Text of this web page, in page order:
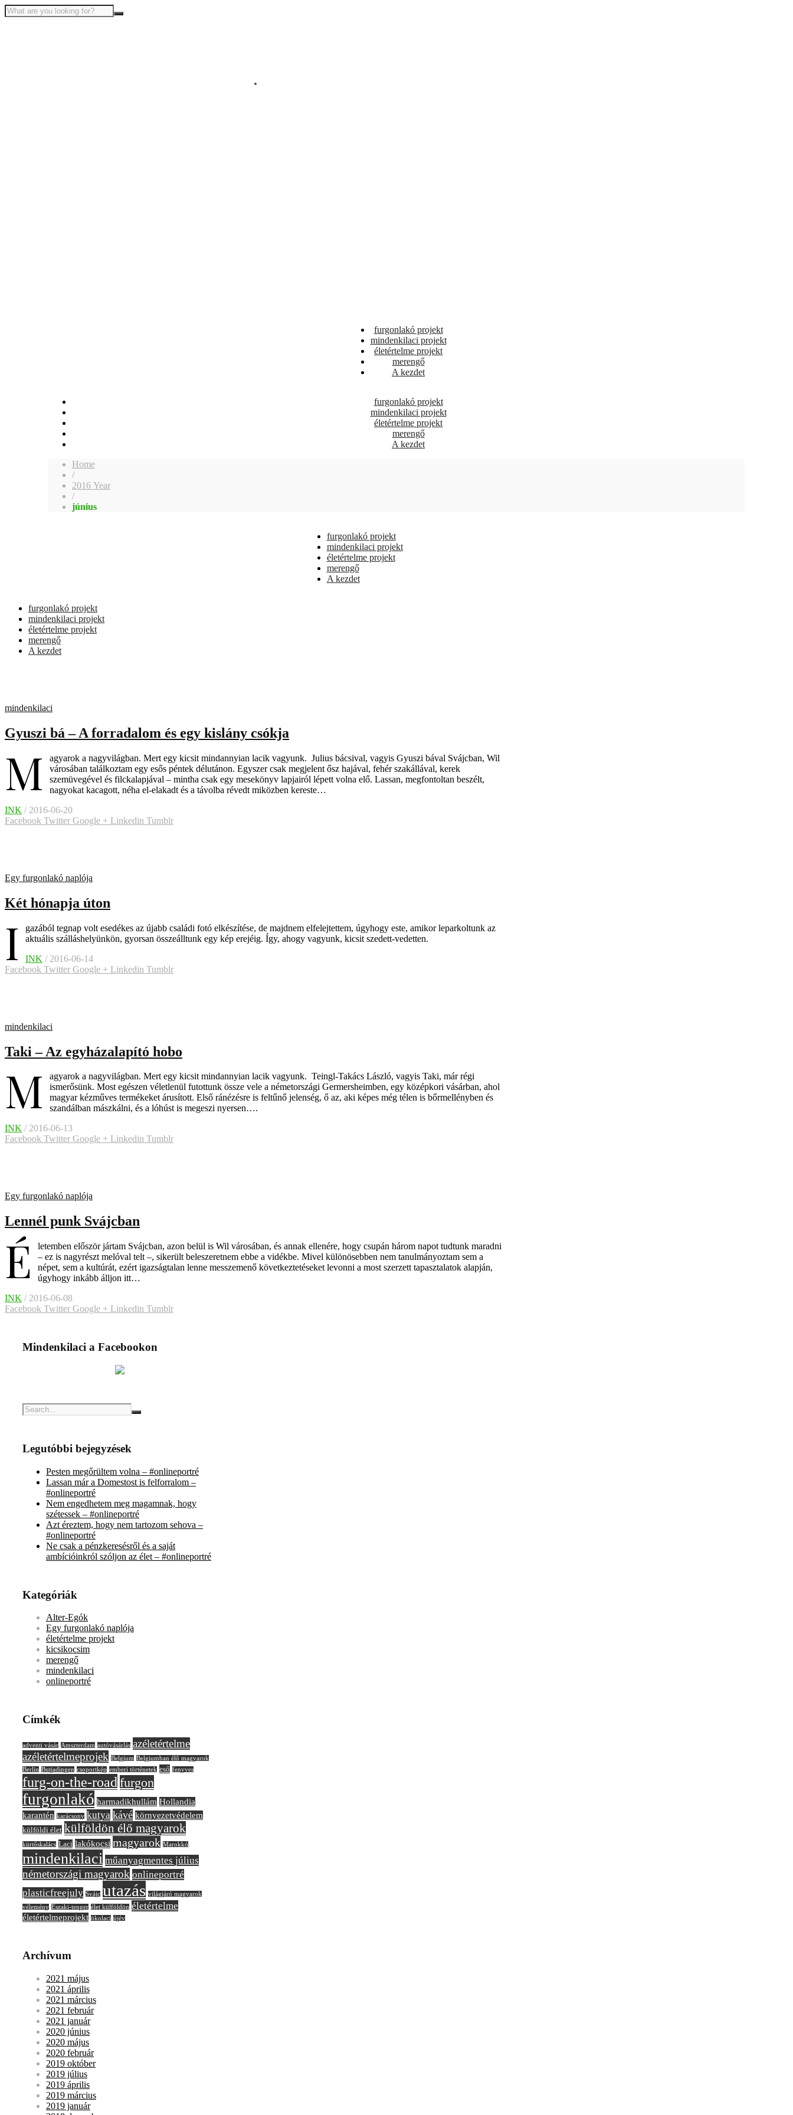
furgonlakó projekt
mindenkilaci projekt
életértelme projekt
merengő
A kezdet
furgonlakó projekt
mindenkilaci projekt
életértelme projekt
merengő
A kezdet
Home
/
2016 Year
/
június
furgonlakó projekt
mindenkilaci projekt
életértelme projekt
merengő
A kezdet
furgonlakó projekt
mindenkilaci projekt
életértelme projekt
merengő
A kezdet
mindenkilaci
Gyuszi bá – A forradalom és egy kislány csókja
M
agyarok a nagyvilágban. Mert egy kicsit mindannyian lacik vagyunk. Julius bácsival, vagyis Gyuszi bával Svájcban, Wil
városában találkoztam egy esős péntek délutánon. Egyszer csak megjelent ősz hajával, fehér szakállával, kerek
szemüvegével és filckalapjával – mintha csak egy mesekönyv lapjairól lépett volna elő. Lassan, megfontoltan beszélt,
nagyokat kacagott, néha el-elakadt és a távolba révedt miközben kereste…
INK / 2016-06-20
Facebook Twitter Google + Linkedin Tumblr
Egy furgonlakó naplója
Két hónapja úton
I
gazából tegnap volt esedékes az újabb családi fotó elkészítése, de majdnem elfelejtettem, úgyhogy este, amikor leparkoltunk az
aktuális szálláshelyünkön, gyorsan összeálltunk egy kép erejéig. Így, ahogy vagyunk, kicsit szedett-vedetten.
INK / 2016-06-14
Facebook Twitter Google + Linkedin Tumblr
mindenkilaci
Taki – Az egyházalapító hobo
M
agyarok a nagyvilágban. Mert egy kicsit mindannyian lacik vagyunk. Teingl-Takács László, vagyis Taki, már régi
ismerősünk. Most egészen véletlenül futottunk össze vele a németországi Germersheimben, egy középkori vásárban, ahol
magyar kézműves termékeket árusított. Első ránézésre is feltűnő jelenség, ő az, aki képes még télen is bőrmellényben és
szandálban mászkálni, és a lóhúst is megeszi nyersen….
INK / 2016-06-13
Facebook Twitter Google + Linkedin Tumblr
Egy furgonlakó naplója
Lennél punk Svájcban
É
letemben először jártam Svájcban, azon belül is Wil városában, és annak ellenére, hogy csupán három napot tudtunk maradni
– ez is nagyrészt melóval telt –, sikerült beleszeretnem ebbe a vidékbe. Mivel különösebben nem tanulmányoztam sem a
népet, sem a kultúrát, ezért igazságtalan lenne messzemenő következtetéseket levonni a most szerzett tapasztalatok alapján,
úgyhogy inkább álljon itt…
INK / 2016-06-08
Facebook Twitter Google + Linkedin Tumblr
Mindenkilaci a Facebookon
Legutóbbi bejegyzések
Pesten megőrültem volna – #onlineportré
Lassan már a Domestost is felforralom –
#onlineportré
Nem engedhetem meg magamnak, hogy
szétessek – #onlineportré
Azt éreztem, hogy nem tartozom sehova –
#onlineportré
Ne csak a pénzkeresésről és a saját
ambícióinkról szóljon az élet – #onlineportré
Kategóriák
Alter-Egók
Egy furgonlakó naplója
életértelme projekt
kicsikocsim
merengő
mindenkilaci
onlineportré
Címkék
adventi vásár Amszterdam autóvásárlás azéletértelme
azéletértelmeprojek Belgium Belgiumban élő magyarok
Berlin Butjadingen csoportkép emberi történetek eső fenyves
furg-on-the-road furgon
furgonlakó harmadikhullám Hollandia
karantén karácsony kutya kávé környezetvédelem
külföldi élet külföldön élő magyarok
kürtőskalács Laci lakókocsi magyarok Marokkó
mindenkilaci műanyagmentes július
németországi magyarok onlineportré
plasticfreejuly Svájc utazás világjáró magyarok
vélemény Északi-tenger élet külföldön életértelme
életértelmeprojekt ökolaci újév
Archívum
2021 május
2021 április
2021 március
2021 február
2021 január
2020 június
2020 május
2020 február
2019 október
2019 július
2019 április
2019 március
2019 január